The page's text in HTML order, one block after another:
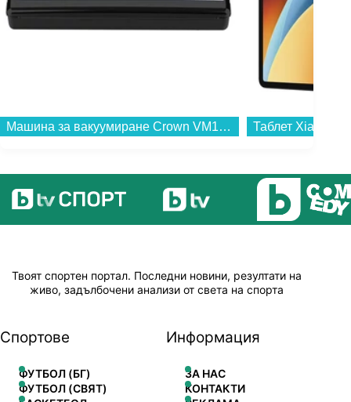
Машина за вакуумиране Crown VM1030SP , 100 W...
Твоят спортен портал. Последни новини, резултати на
живо, задълбочени анализи от света на спорта
Спортове
ФУТБОЛ (БГ)
ФУТБОЛ (СВЯТ)
Информация
ЗА НАС
КОНТАКТИ